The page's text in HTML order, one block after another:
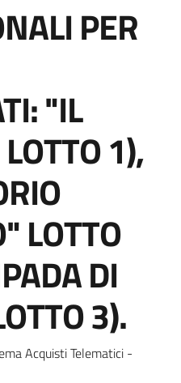
PER
"IL
1),
LOTTO
DI
3).
Acquisti Telematici -